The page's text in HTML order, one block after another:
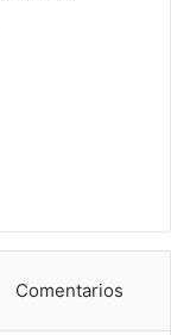
Comentarios